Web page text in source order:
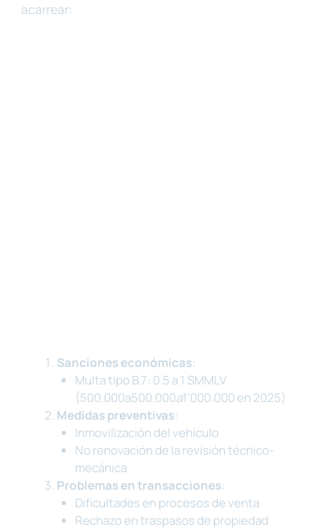
acarrear:
Sanciones económicas:
Multa tipo B.7: 0.5 a 1 SMMLV
(500.000a500.000a1’000.000 en 2025)
Medidas preventivas:
Inmovilización del vehículo
No renovación de la revisión técnico-
mecánica
Problemas en transacciones:
Dificultades en procesos de venta
Rechazo en traspasos de propiedad